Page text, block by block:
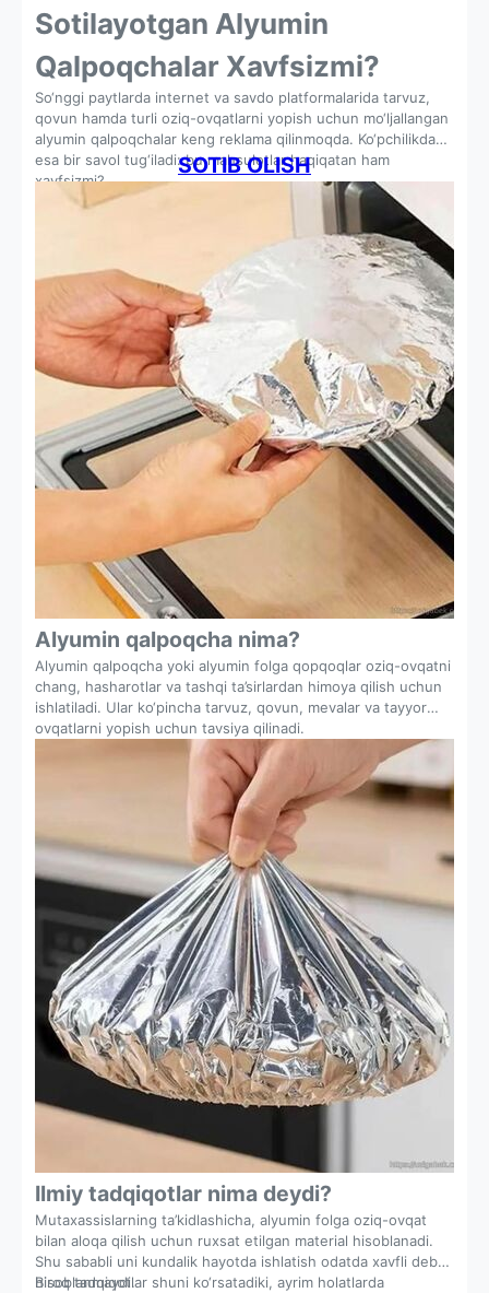
Sotilayotgan Alyumin
Qalpoqchalar Xavfsizmi?
So‘nggi paytlarda internet va savdo platformalarida tarvuz,
qovun hamda turli oziq-ovqatlarni yopish uchun mo‘ljallangan
alyumin qalpoqchalar keng reklama qilinmoqda. Ko‘pchilikda
esa bir savol tug‘iladi: bu mahsulotlar haqiqatan ham
xavfsizmi?
SOTIB OLISH
Alyumin qalpoqcha nima?
Alyumin qalpoqcha yoki alyumin folga qopqoqlar oziq-ovqatni
chang, hasharotlar va tashqi ta’sirlardan himoya qilish uchun
ishlatiladi. Ular ko‘pincha tarvuz, qovun, mevalar va tayyor
ovqatlarni yopish uchun tavsiya qilinadi.
Ilmiy tadqiqotlar nima deydi?
Mutaxassislarning ta’kidlashicha, alyumin folga oziq-ovqat
bilan aloqa qilish uchun ruxsat etilgan material hisoblanadi.
Shu sababli uni kundalik hayotda ishlatish odatda xavfli deb
hisoblanmaydi.
Biroq tadqiqotlar shuni ko‘rsatadiki, ayrim holatlarda